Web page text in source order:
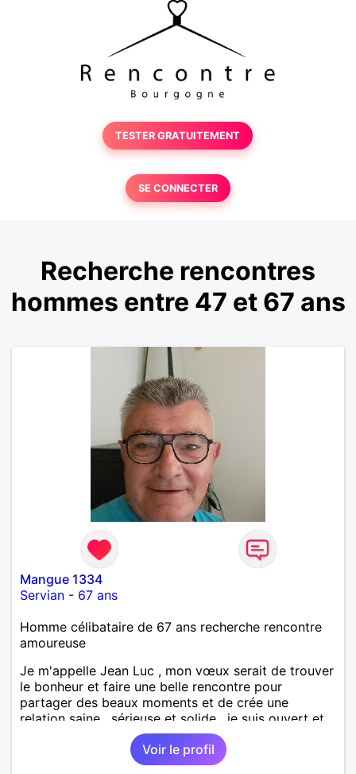
TESTER GRATUITEMENT
SE CONNECTER
Recherche rencontres
hommes entre 47 et 67 ans
Mangue 1334
Servian - 67 ans
Homme célibataire de 67 ans recherche rencontre
amoureuse
Je m'appelle Jean Luc , mon vœux serait de trouver
le bonheur et faire une belle rencontre pour
partager des beaux moments et de crée une
relation saine , sérieuse et solide , je suis ouvert et
Voir le profil